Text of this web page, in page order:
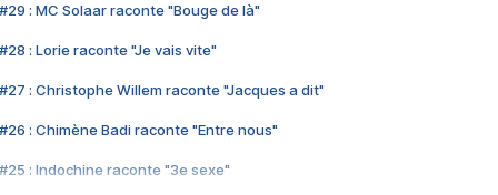
#29 : MC Solaar raconte "Bouge de là"
#28 : Lorie raconte "Je vais vite"
#27 : Christophe Willem raconte "Jacques a dit"
#26 : Chimène Badi raconte "Entre nous"
#25 : Indochine raconte "3e sexe"